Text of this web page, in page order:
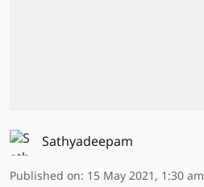
Sathyadeepam
Published on: 15 May 2021, 1:30 am